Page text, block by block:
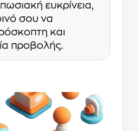
ευκρίνεια,
σου να
και
προβολής.